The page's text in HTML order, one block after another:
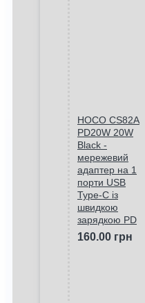
HOCO CS82A
PD20W 20W
Black -
мережевий
адаптер на 1
порти USB
Type-C із
швидкою
зарядкою PD
160.00 грн